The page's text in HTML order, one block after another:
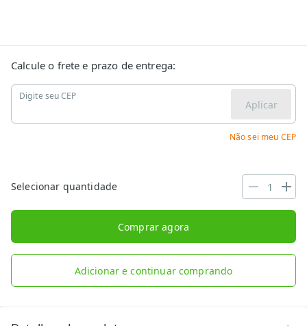
Calcule o frete e prazo de entrega:
Digite seu CEP
Aplicar
Não sei meu CEP
Selecionar quantidade
Comprar agora
Adicionar e continuar comprando